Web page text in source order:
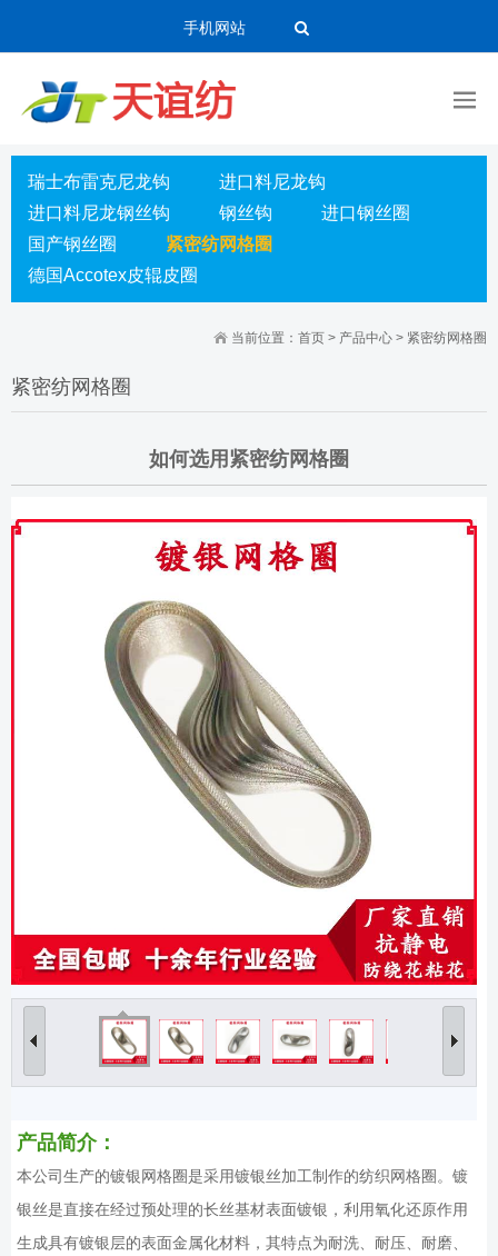
手机网站
瑞士布雷克尼龙钩
进口料尼龙钩
进口料尼龙钢丝钩
钢丝钩
进口钢丝圈
国产钢丝圈
紧密纺网格圈
德国Accotex皮辊皮圈
当前位置： 首页 > 产品中心 > 紧密纺网格圈
紧密纺网格圈
如何选用紧密纺网格圈
产品简介：
本公司生产的镀银网格圈是采用镀银丝加工制作的纺织网格圈。镀
银丝是直接在经过预处理的长丝基材表面镀银，利用氧化还原作用
生成具有镀银层的表面金属化材料，其特点为耐洗、耐压、耐磨、